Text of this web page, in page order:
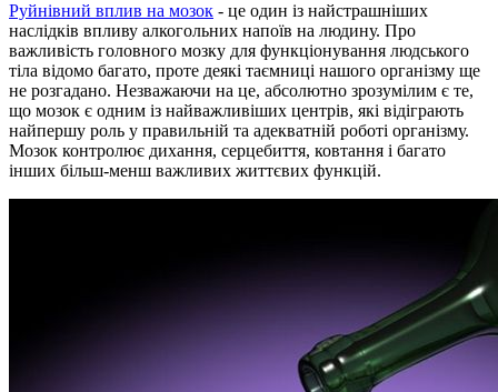
Руйнівний вплив на мозок - це один із найстрашніших
наслідків впливу алкогольних напоїв на людину. Про
важливість головного мозку для функціонування людського
тіла відомо багато, проте деякі таємниці нашого організму ще
не розгадано. Незважаючи на це, абсолютно зрозумілим є те,
що мозок є одним із найважливіших центрів, які відіграють
найпершу роль у правильній та адекватній роботі організму.
Мозок контролює дихання, серцебиття, ковтання і багато
інших більш-менш важливих життєвих функцій.